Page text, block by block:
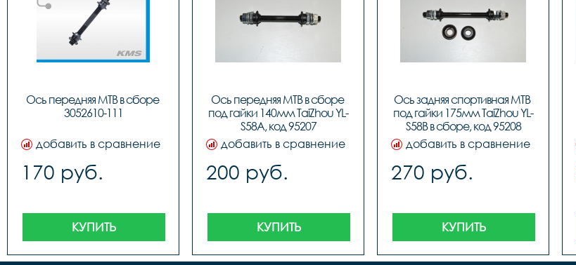
Ось передняя МТВ в сборе
3052610-111
добавить в сравнение
170 руб.
КУПИТЬ
Ось передняя МТВ в сборе
под гайки 140мм TaiZhou YL-
S58A, код 95207
добавить в сравнение
200 руб.
КУПИТЬ
Ось задняя спортивная MTB
под гайки 175мм TaiZhou YL-
S58B в сборе, код 95208
добавить в сравнение
270 руб.
КУПИТЬ